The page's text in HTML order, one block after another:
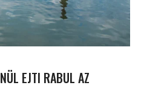
EJTI RABUL AZ